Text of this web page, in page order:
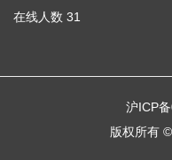
在线人数 31
沪ICP
版权所有